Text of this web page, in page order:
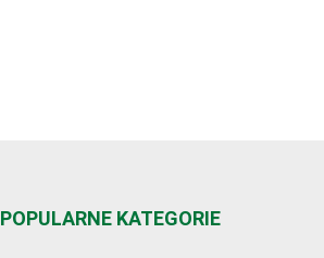
POPULARNE KATEGORIE